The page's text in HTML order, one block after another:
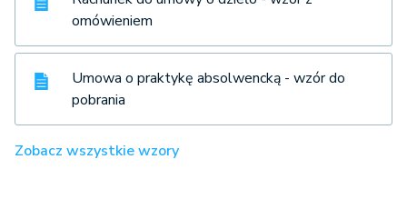
omówieniem
Umowa o praktykę absolwencką - wzór do
pobrania
Zobacz wszystkie wzory